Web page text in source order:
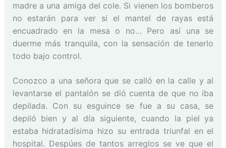
madre a una amiga del cole. Si vienen los bomberos
no estarán para ver si el mantel de rayas está
encuadrado en la mesa o no… Pero así una se
duerme más tranquila, con la sensación de tenerlo
todo bajo control.
Conozco a una señora que se calló en la calle y al
levantarse el pantalón se dió cuenta de que no iba
depilada. Con su esguince se fue a su casa, se
depiló bien y al día siguiente, cuando la piel ya
estaba hidratadísima hizo su entrada triunfal en el
hospital. Despúes de tantos arreglos se ve que el